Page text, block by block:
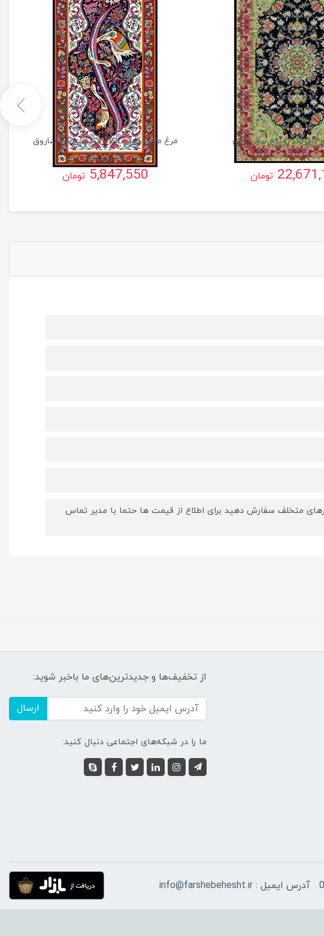
گلفرنگ زمینه سورمه ای
تومان
مرغ ماهی خوار ، ده گره بیست گره ساروق
5,847,550 تومان
متخلف سفارش دهید برای اطلاع از قیمت ها حتما با مدیر تماس
از تخفیف‌ها و جدیدترین‌های ما باخبر شوید:
ارسال
ما را در شبکه‌های اجتماعی دنبال کنید:
آدرس ایمیل : info@farshebehesht.ir